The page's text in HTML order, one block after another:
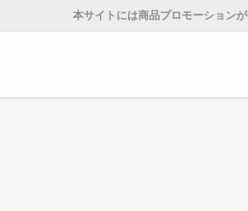
本サイトには商品プロモーションが